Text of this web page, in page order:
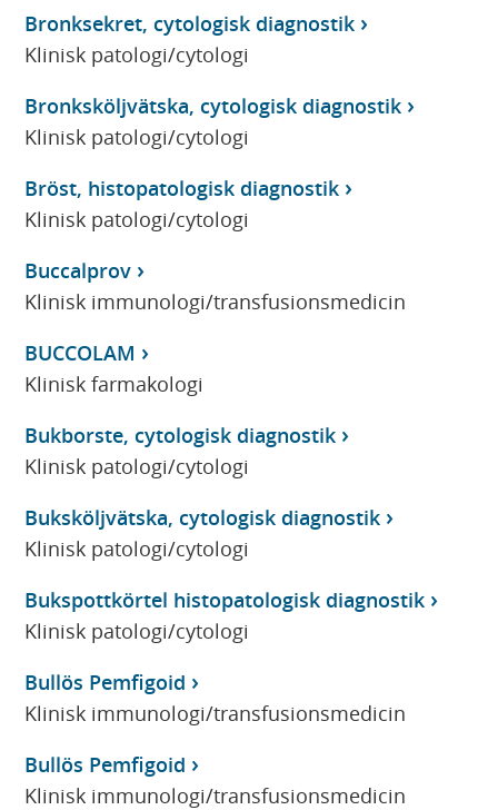
Bronksekret, cytologisk diagnostik
Klinisk patologi/cytologi
Bronksköljvätska, cytologisk diagnostik
Klinisk patologi/cytologi
Bröst, histopatologisk diagnostik
Klinisk patologi/cytologi
Buccalprov
Klinisk immunologi/transfusionsmedicin
BUCCOLAM
Klinisk farmakologi
Bukborste, cytologisk diagnostik
Klinisk patologi/cytologi
Buksköljvätska, cytologisk diagnostik
Klinisk patologi/cytologi
Bukspottkörtel histopatologisk diagnostik
Klinisk patologi/cytologi
Bullös Pemfigoid
Klinisk immunologi/transfusionsmedicin
Bullös Pemfigoid
Klinisk immunologi/transfusionsmedicin